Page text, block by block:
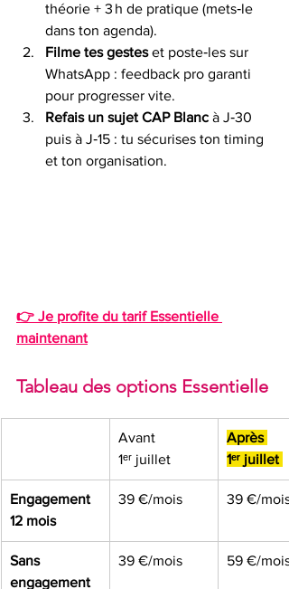
théorie + 3 h de pratique (mets‑le
dans ton agenda).
Filme tes gestes et poste‑les sur
WhatsApp : feedback pro garanti
pour progresser vite.
Refais un sujet CAP Blanc à J‑30
puis à J‑15 : tu sécurises ton timing
et ton organisation.
👉 Je profite du tarif Essentielle
maintenant
Tableau des options Essentielle
Avant
1ᵉʳ juillet
Après
1ᵉʳ juillet
Engagement
12 mois
39 €/mois 39 €/mois
Sans
engagement
39 €/mois 59 €/mois